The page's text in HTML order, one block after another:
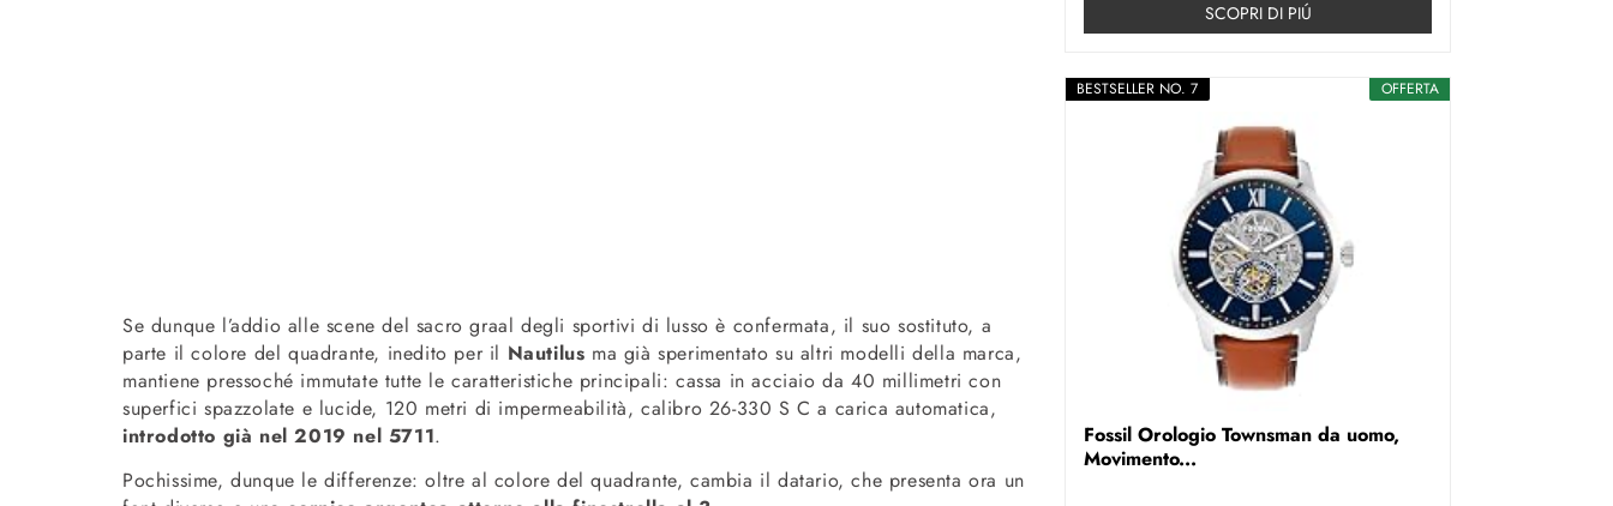
Se dunque l’addio alle scene del sacro graal degli sportivi di lusso è confermata, il suo sostituto, a
parte il colore del quadrante, inedito per il Nautilus ma già sperimentato su altri modelli della marca,
mantiene pressoché immutate tutte le caratteristiche principali: cassa in acciaio da 40 millimetri con
superfici spazzolate e lucide, 120 metri di impermeabilità, calibro 26-330 S C a carica automatica,
introdotto già nel 2019 nel 5711.
Pochissime, dunque le differenze: oltre al colore del quadrante, cambia il datario, che presenta ora un
SCOPRI DI PIÚ
OFFERTA
BESTSELLER NO. 7
Fossil Orologio Townsman da uomo,
Movimento...